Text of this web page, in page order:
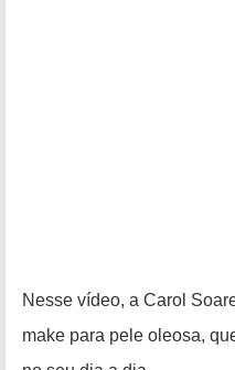
Nesse vídeo, a Carol
make para pele oleosa,